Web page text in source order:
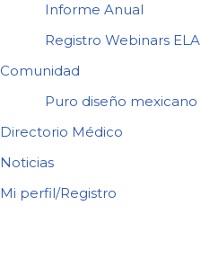
Informe Anual
Registro Webinars ELA
Comunidad
Puro diseño mexicano
Directorio Médico
Noticias
Mi perfil/Registro